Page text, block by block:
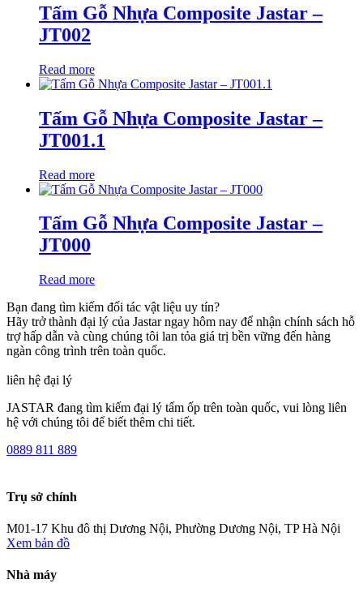
Tấm Gỗ Nhựa Composite Jastar –
JT002
Read more
Tấm Gỗ Nhựa Composite Jastar –
JT001.1
Read more
Tấm Gỗ Nhựa Composite Jastar –
JT000
Read more
Bạn đang tìm kiếm đối tác vật liệu uy tín?
Hãy trở thành đại lý của Jastar ngay hôm nay để nhận chính sách hỗ
trợ hấp dẫn và cùng chúng tôi lan tỏa giá trị bền vững đến hàng
ngàn công trình trên toàn quốc.
liên hệ đại lý
JASTAR đang tìm kiếm đại lý tấm ốp trên toàn quốc, vui lòng liên
hệ với chúng tôi để biết thêm chi tiết.
0889 811 889
Trụ sở chính
M01-17 Khu đô thị Dương Nội, Phường Dương Nội, TP Hà Nội
Xem bản đồ
Nhà máy